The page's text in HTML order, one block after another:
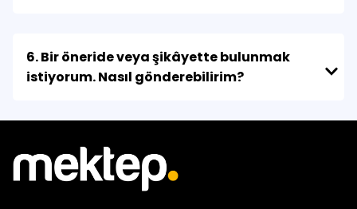
6. Bir öneride veya şikâyette bulunmak
istiyorum. Nasıl gönderebilirim?